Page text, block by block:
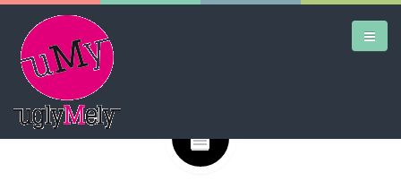
Google+